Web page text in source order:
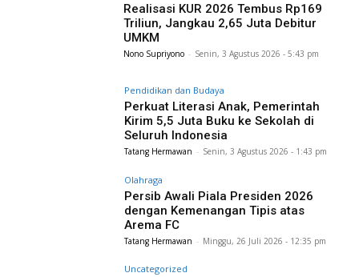
Realisasi KUR 2026 Tembus Rp169
Triliun, Jangkau 2,65 Juta Debitur
UMKM
Nono Supriyono - Senin, 3 Agustus 2026 - 5:43 pm
Pendidikan dan Budaya
Perkuat Literasi Anak, Pemerintah
Kirim 5,5 Juta Buku ke Sekolah di
Seluruh Indonesia
Tatang Hermawan - Senin, 3 Agustus 2026 - 1:43 pm
Olahraga
Persib Awali Piala Presiden 2026
dengan Kemenangan Tipis atas
Arema FC
Tatang Hermawan - Minggu, 26 Juli 2026 - 12:35 pm
Uncategorized